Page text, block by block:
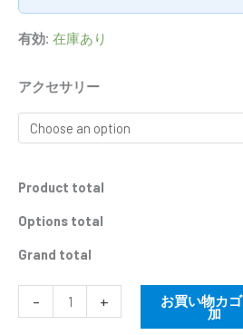
有効: 在庫あり
アクセサリー
Product total
Options total
Grand total
- + お買い物カ
加